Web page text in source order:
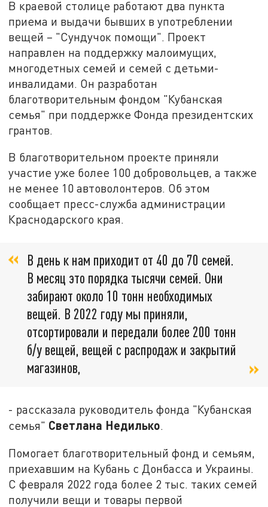
В краевой столице работают два пункта
приема и выдачи бывших в употреблении
вещей – "Сундучок помощи". Проект
направлен на поддержку малоимущих,
многодетных семей и семей с детьми-
инвалидами. Он разработан
благотворительным фондом "Кубанская
семья" при поддержке Фонда президентских
грантов.
В благотворительном проекте приняли
участие уже более 100 добровольцев, а также
не менее 10 автоволонтеров. Об этом
сообщает пресс-служба администрации
Краснодарского края.
В день к нам приходит от 40 до 70 семей.
В месяц это порядка тысячи семей. Они
забирают около 10 тонн необходимых
вещей. В 2022 году мы приняли,
отсортировали и передали более 200 тонн
б/у вещей, вещей с распродаж и закрытий
магазинов,
- рассказала руководитель фонда "Кубанская
семья" Светлана Недилько.
Помогает благотворительный фонд и семьям,
приехавшим на Кубань с Донбасса и Украины.
С февраля 2022 года более 2 тыс. таких семей
получили вещи и товары первой